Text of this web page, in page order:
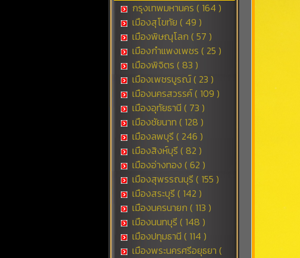
กรุงเทพมหานคร ( 164 )
เมืองสุโขทัย ( 49 )
เมืองพิษณุโลก ( 57 )
เมืองกำแพงเพชร ( 25 )
เมืองพิจิตร ( 83 )
เมืองเพชรบูรณ์ ( 23 )
เมืองนครสวรรค์ ( 109 )
เมืองอุทัยธานี ( 73 )
เมืองชัยนาท ( 128 )
เมืองลพบุรี ( 246 )
เมืองสิงห์บุรี ( 82 )
เมืองอ่างทอง ( 62 )
เมืองสุพรรณบุรี ( 155 )
เมืองสระบุรี ( 142 )
เมืองนครนายก ( 113 )
เมืองนนทบุรี ( 148 )
เมืองปทุมธานี ( 114 )
เมืองพระนครศรีอยุธยา (